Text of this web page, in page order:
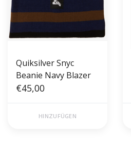
Quiksilver Snyc
Beanie Navy Blazer
€45,00
HINZUFÜGEN